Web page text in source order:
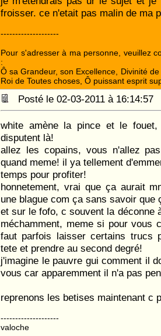
froisser. ce n'etait pas malin de ma
--------------------
Pour s'adresser à ma personne, veuillez
:
Ô sa Grandeur, son Excellence, Divinité
Roi de Toutes choses, Ô puissant esprit
Posté le 02-03-2011 à
white amène la pince et le
disputent là!
allez les copains, vous n'allez
quand meme! il ya tellement
temps pour profiter!
honnetement, vrai que ça aurait
une blague com ça sans savoir que
et sur le fofo, c souvent la déconne
méchamment, meme si pour vous
faut parfois laisser certains trucs
tete et prendre au second degré!
j'imagine le pauvre gui comment il
vous car apparemment il n'a pas
reprenons les betises maintenant c
--------------------
valoche